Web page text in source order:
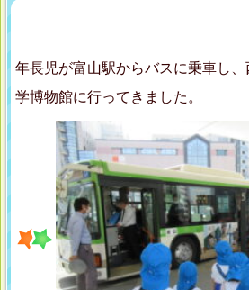
年長児が富山駅からバスに乗車し
学博物館に行ってきました。